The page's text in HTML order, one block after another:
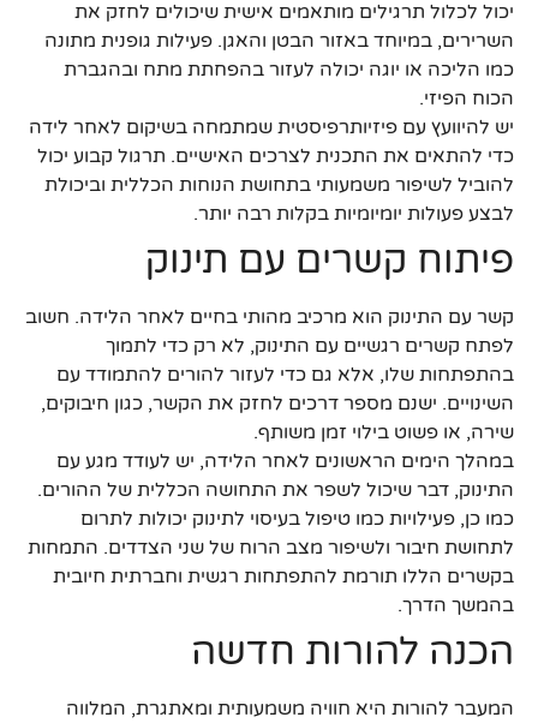
יכול לכלול תרגילים מותאמים אישית שיכולים לחזק את
השרירים, במיוחד באזור הבטן והאגן. פעילות גופנית מתונה
כמו הליכה או יוגה יכולה לעזור בהפחתת מתח ובהגברת
הכוח הפיזי.
יש להיוועץ עם פיזיותרפיסטית שמתמחה בשיקום לאחר לידה
כדי להתאים את התכנית לצרכים האישיים. תרגול קבוע יכול
להוביל לשיפור משמעותי בתחושת הנוחות הכללית וביכולת
לבצע פעולות יומיומיות בקלות רבה יותר.
פיתוח קשרים עם תינוק
קשר עם התינוק הוא מרכיב מהותי בחיים לאחר הלידה. חשוב
לפתח קשרים רגשיים עם התינוק, לא רק כדי לתמוך
בהתפתחות שלו, אלא גם כדי לעזור להורים להתמודד עם
השינויים. ישנם מספר דרכים לחזק את הקשר, כגון חיבוקים,
שירה, או פשוט בילוי זמן משותף.
במהלך הימים הראשונים לאחר הלידה, יש לעודד מגע עם
התינוק, דבר שיכול לשפר את התחושה הכללית של ההורים.
כמו כן, פעילויות כמו טיפול בעיסוי לתינוק יכולות לתרום
לתחושת חיבור ולשיפור מצב הרוח של שני הצדדים. התמחות
בקשרים הללו תורמת להתפתחות רגשית וחברתית חיובית
בהמשך הדרך.
הכנה להורות חדשה
המעבר להורות היא חוויה משמעותית ומאתגרת, המלווה